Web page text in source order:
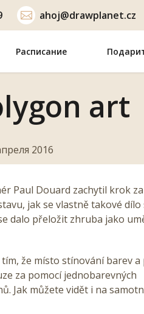
ahoj@drawplanet.cz
Расписание
art
2016
Paul Douard zachytil krok
jak se vlastně takové dílo
dalo přeložit zhruba jako
že místo stínování barev a
za pomocí jednobarevných
Jak můžete vidět i na